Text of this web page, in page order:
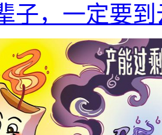
子，一定要